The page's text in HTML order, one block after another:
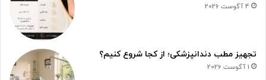
4 آگوست 2026
تجهیز مطب دندانپزشکی؛ از کجا شروع کنیم؟
1 آگوست 2026